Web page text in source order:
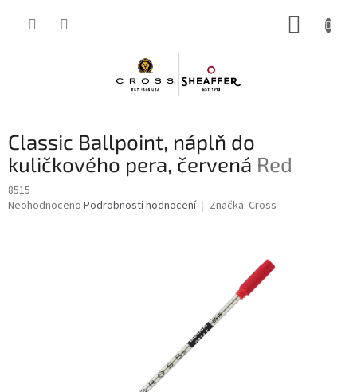
Classic Ballpoint, náplň do
kuličkového pera, červená Red
8515
Průměrné
Neohodnoceno Podrobnosti hodnocení Značka: Cross